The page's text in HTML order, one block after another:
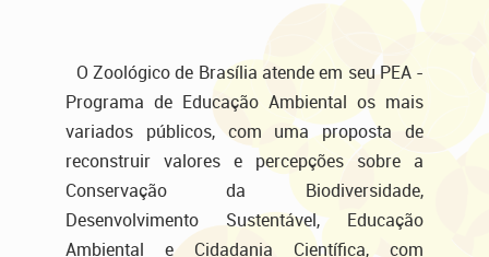
O Zoológico de Brasília atende em seu PEA -
Programa de Educação Ambiental os mais
variados públicos, com uma proposta de
reconstruir valores e percepções sobre a
Conservação da Biodiversidade,
Desenvolvimento Sustentável, Educação
Ambiental e Cidadania Científica, com